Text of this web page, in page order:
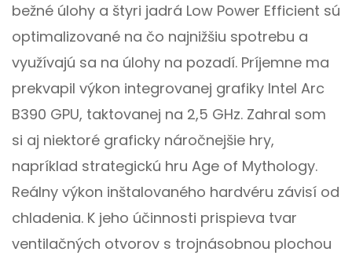
bežné úlohy a štyri jadrá Low Power Efficient sú
optimalizované na čo najnižšiu spotrebu a
využívajú sa na úlohy na pozadí. Príjemne ma
prekvapil výkon integrovanej grafiky Intel Arc
B390 GPU, taktovanej na 2,5 GHz. Zahral som
si aj niektoré graficky náročnejšie hry,
napríklad strategickú hru Age of Mythology.
Reálny výkon inštalovaného hardvéru závisí od
chladenia. K jeho účinnosti prispieva tvar
ventilačných otvorov s trojnásobnou plochou